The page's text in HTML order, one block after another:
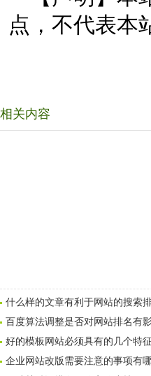
点，不代表本
相关内容
什么样的文章有利于网站的搜索
百度算法调整是否对网站排名有
好的模板网站必须具有的几个特征
企业网站改版需要注意的事项有